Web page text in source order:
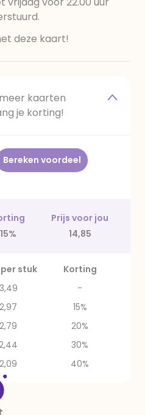
deze kaart!
kaarten
je korting!
Bereken voordeel
Prijs voor jou
15% 14,85
stuk
Korting
3,49
-
2,97
15%
2,79
20%
30%
2,09 40%